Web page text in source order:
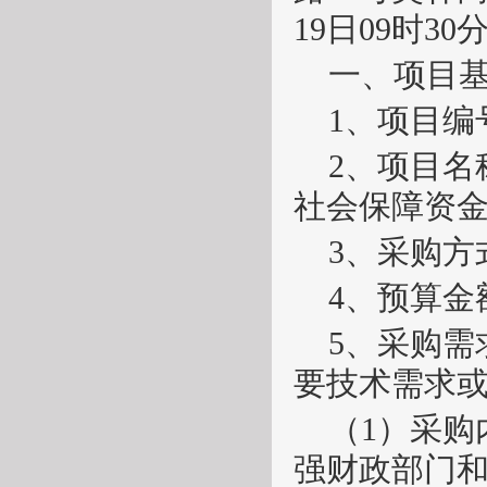
19日09时30
一、项目
1、项目编
2、项目
社会保障资
3、采购方
4、预算金
5、采购
要技术需求
（1）采
强财政部门